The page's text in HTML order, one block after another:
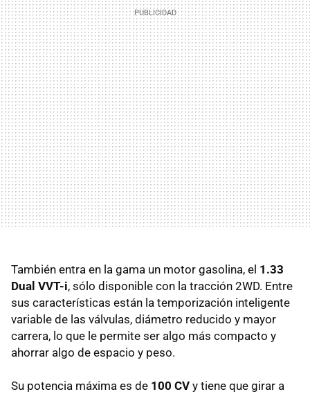
También entra en la gama un motor gasolina, el 1.33
Dual VVT-i, sólo disponible con la tracción 2WD. Entre
sus características están la temporización inteligente
variable de las válvulas, diámetro reducido y mayor
carrera, lo que le permite ser algo más compacto y
ahorrar algo de espacio y peso.
Su potencia máxima es de 100 CV y tiene que girar a